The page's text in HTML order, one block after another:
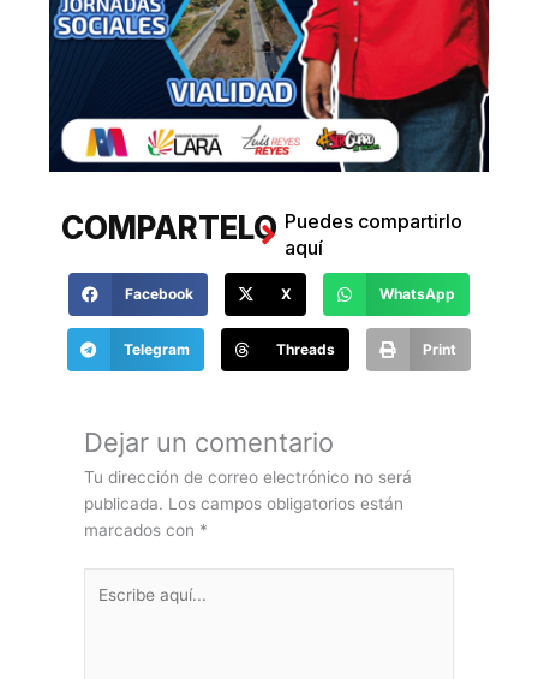
COMPARTELO Puedes compartirlo
aquí
Facebook X WhatsApp
Telegram Threads Print
Dejar un comentario
Tu dirección de correo electrónico no será
publicada. Los campos obligatorios están
marcados con *
aquí...